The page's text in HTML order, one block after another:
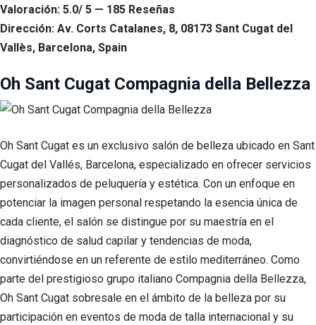
Valoración: 5.0/ 5 — 185 Reseñas
Dirección: Av. Corts Catalanes, 8, 08173 Sant Cugat del
Vallès, Barcelona, Spain
Oh Sant Cugat Compagnia della Bellezza
Oh Sant Cugat es un exclusivo salón de belleza ubicado en Sant
Cugat del Vallés, Barcelona, especializado en ofrecer servicios
personalizados de peluquería y estética. Con un enfoque en
potenciar la imagen personal respetando la esencia única de
cada cliente, el salón se distingue por su maestría en el
diagnóstico de salud capilar y tendencias de moda,
convirtiéndose en un referente de estilo mediterráneo. Como
parte del prestigioso grupo italiano Compagnia della Bellezza,
Oh Sant Cugat sobresale en el ámbito de la belleza por su
participación en eventos de moda de talla internacional y su